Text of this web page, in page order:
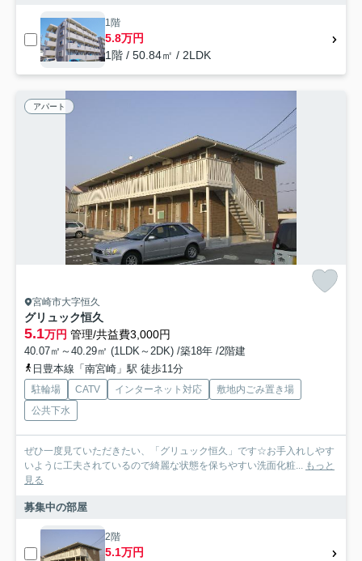
1階
5.8万円
1階 / 50.84㎡ / 2LDK
アパート
宮崎市大字恒久
グリュック恒久
5.1万円 管理/共益費3,000円
40.07㎡～40.29㎡ (1LDK～2DK) /築18年 /2階建
日豊本線「南宮崎」駅 徒歩11分
駐輪場 CATV インターネット対応
敷地内ごみ置き場
公共下水
ぜひ一度見ていただきたい、「グリュック恒久」です☆お手入れしやす
いように工夫されているので綺麗な状態を保ちやすい洗面化粧... もっと
見る
募集中の部屋
2階
5.1万円